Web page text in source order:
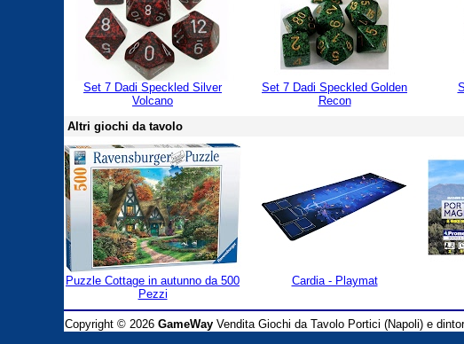
Set 7 Dadi Speckled Silver
Volcano
Set 7 Dadi Speckled Golden
Recon
Altri giochi da tavolo
Puzzle Cottage in autunno da 500
Pezzi
Cardia - Playmat
Copyright © 2026 GameWay Vendita Giochi da Tavolo Portici (Napoli) e